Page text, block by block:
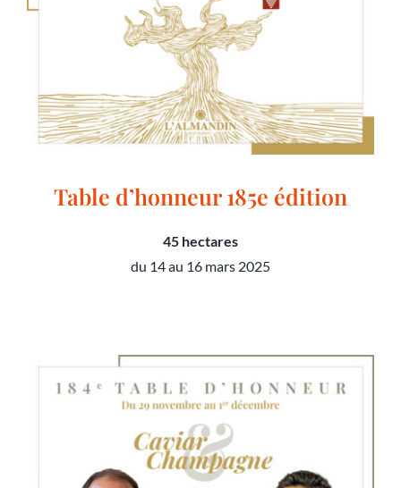
Table d’honneur 185e édition
45 hectares
du 14 au 16 mars 2025